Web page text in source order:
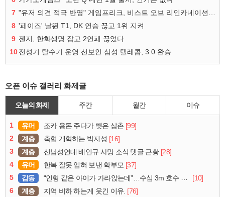
7
8 '페이즈' 날뛴 T1, DK 연승 끊고 1위 지켜
9 젠지, 한화생명 잡고 2연패 끊었다
10전성기 탈수기 운영 선보인 삼성 텔레콤, 3:0 완승
오픈 이슈 갤러리 화제글
오늘의 화제 주간 월간 이슈
1 유머 조카 용돈 주다가 뺏은 삼촌 [99]
2
계층 축협 개혁하는 박지성 [16]
3
계층 신남성연대 배인규 사망 소식 댓글 근황 [28]
4
유머 한복 잘못 입혀 보낸 학부모 [37]
5
감동 “인형 같은 아이가 가라앉는데”…수심 3m 호수 뛰어든 60대 의인
[10]
6
계층 지역 비하 하는게 웃긴 이유. [76]